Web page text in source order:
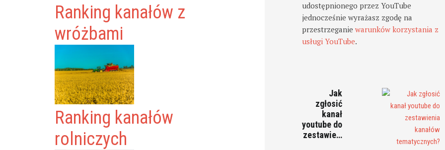
Ranking kanałów z
wróżbami
Ranking kanałów
rolniczych
udostępnionego przez YouTube
jednocześnie wyrażasz zgodę na
przestrzeganiewarunków korzystania z
usługi YouTube.
Jak
zgłosić
kanał
youtube do
zestawie…